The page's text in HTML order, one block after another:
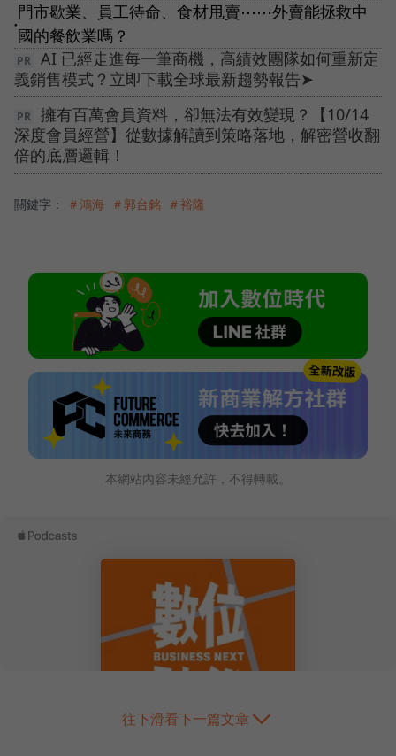
●
門市歇業、員工待命、食材甩賣⋯⋯外賣能拯救中
國的餐飲業嗎？
AI 已經走進每一筆商機，高績效團隊如何重新定
義銷售模式？立即下載全球最新趨勢報告➤
擁有百萬會員資料，卻無法有效變現？【10/14
深度會員經營】從數據解讀到策略落地，解密營收翻
倍的底層邏輯！
關鍵字： ＃鴻海 ＃郭台銘 ＃裕隆
本網站內容未經允許，不得轉載。
往下滑看下一篇文章